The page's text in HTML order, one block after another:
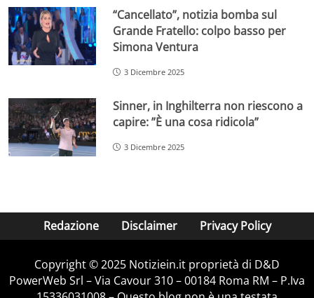
“Cancellato”, notizia bomba sul
Grande Fratello: colpo basso per
Simona Ventura
3 Dicembre 2025
Sinner, in Inghilterra non riescono a
capire: ”È una cosa ridicola”
3 Dicembre 2025
Redazione Disclaimer Privacy Policy
Copyright © 2025 Notiziein.it proprietà di D&D
PowerWeb Srl – Via Cavour 310 – 00184 Roma RM – P.Iva